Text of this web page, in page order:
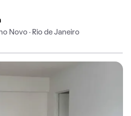
Novo · Rio de Janeiro